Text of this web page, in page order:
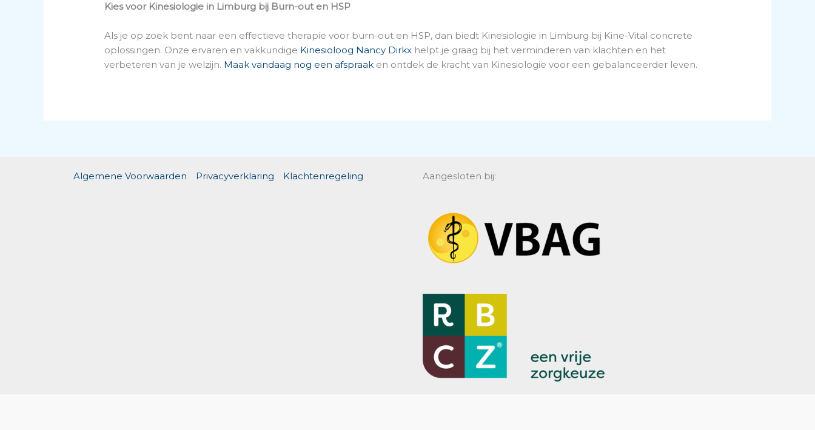
Kies voor Kinesiologie in Limburg bij Burn-out en HSP
Als je op zoek bent naar een effectieve therapie voor burn-out en HSP, dan biedt Kinesiologie in Limburg bij Kine-Vital concrete
oplossingen. Onze ervaren en vakkundige Kinesioloog Nancy Dirkx helpt je graag bij het verminderen van klachten en het
verbeteren van je welzijn. Maak vandaag nog een afspraak en ontdek de kracht van Kinesiologie voor een gebalanceerder leven.
Algemene Voorwaarden Privacyverklaring Klachtenregeling Aangesloten bij: